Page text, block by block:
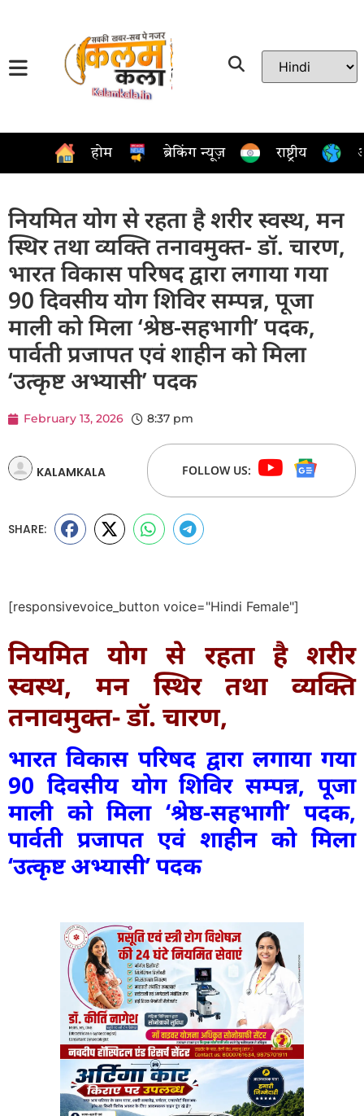
होम ब्रेकिंग न्यूज़ राष्ट्रीय
नियमित योग से रहता है शरीर स्वस्थ, मन
स्थिर तथा व्यक्ति तनावमुक्त- डॉ. चारण,
भारत विकास परिषद द्वारा लगाया गया
90 दिवसीय योग शिविर सम्पन्न, पूजा
माली को मिला ‘श्रेष्ठ-सहभागी’ पदक,
पार्वती प्रजापत एवं शाहीन को मिला
‘उत्कृष्ट अभ्यासी’ पदक
February 13, 2026 8:37 pm
KALAMKALA FOLLOW US:
SHARE:
[responsivevoice_button voice="Hindi Female"]
नियमित योग से रहता है शरीर
स्वस्थ, मन स्थिर तथा व्यक्ति
तनावमुक्त- डॉ. चारण,
भारत विकास परिषद द्वारा लगाया गया
90 दिवसीय योग शिविर सम्पन्न, पूजा
माली को मिला ‘श्रेष्ठ-सहभागी’ पदक,
पार्वती प्रजापत एवं शाहीन को मिला
‘उत्कृष्ट अभ्यासी’ पदक